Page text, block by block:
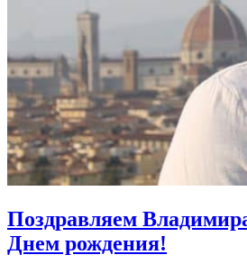
Поздравляем
Днем рождения!